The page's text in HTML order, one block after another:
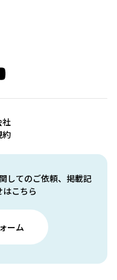
してのご依頼、掲載記
こちら
ーム
社
約